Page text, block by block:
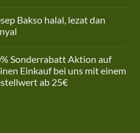
Bakso halal, lezat dan
Sonderrabatt Aktion auf
Einkauf bei uns mit einem
ab 25€